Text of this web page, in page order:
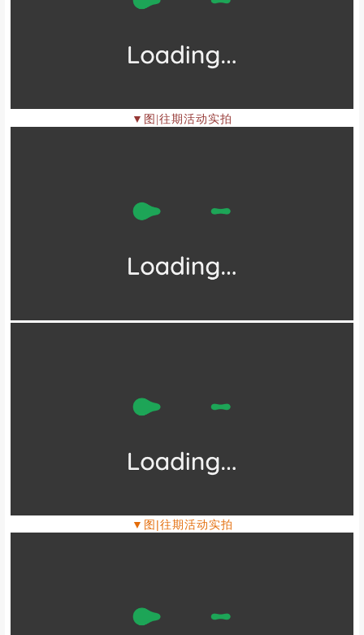
▼图|往期活动实拍
▼图|往期活动实拍